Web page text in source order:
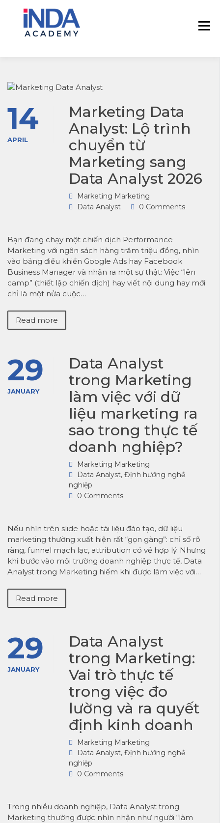
LIỆU & AI INSIGHT
hàng – bảo hiểm – chứng khoán và
14
APRIL
Marketing Data
Analyst: Lộ trình
chuyển từ
Marketing sang
Data Analyst 2026
Marketing Marketing
Data Analyst
0 Comments
Bạn đang chạy một chiến dịch Performance
Marketing với ngân sách hàng trăm triệu đồng, nhìn
vào bảng điều khiển Google Ads hay Facebook
Business Manager và nhận ra một sự thật: Việc “lên
camp” (thiết lập chiến dịch) hay viết nội dung hay mới
chỉ là một nửa cuộc…
Read more
29
JANUARY
Data Analyst
trong Marketing
làm việc với dữ
liệu marketing ra
sao trong thực tế
doanh nghiệp?
Marketing Marketing
Data Analyst, Định hướng nghề
nghiệp
0 Comments
Nếu nhìn trên slide hoặc tài liệu đào tạo, dữ liệu
marketing thường xuất hiện rất “gọn gàng”: chỉ số rõ
ràng, funnel mạch lạc, attribution có vẻ hợp lý. Nhưng
khi bước vào môi trường doanh nghiệp thực tế, Data
Analyst trong Marketing hiếm khi được làm việc với…
Read more
29
JANUARY
Data Analyst
trong Marketing:
Vai trò thực tế
trong việc đo
lường và ra quyết
định kinh doanh
Marketing Marketing
Data Analyst, Định hướng nghề
nghiệp
0 Comments
Trong nhiều doanh nghiệp, Data Analyst trong
Marketing thường được nhìn nhận như người “làm